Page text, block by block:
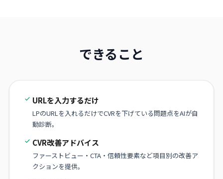
できること
URLを入力するだけ
LPのURLを入れるだけでCVRを下げている問題点をAIが自
動診断。
CVR改善アドバイス
ファーストビュー・CTA・信頼性要素など項目別の改善ア
クションを提供。